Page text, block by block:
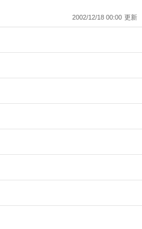
2002/12/18 00:00